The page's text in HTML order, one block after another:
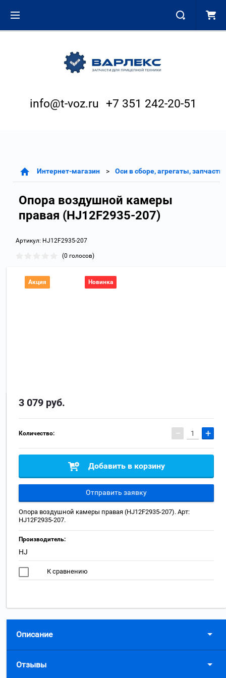
info@t-voz.ru +7 351 242-20-51
Интернет-магазин Оси в сборе, агрегаты,
Опора воздушной камеры
правая (HJ12F2935-207)
Артикул: HJ12F2935-207
(0 голосов)
Акция Новинка
3 079 руб.
Количество: − +
Добавить в корзину
Отправить заявку
Опора воздушной камеры правая (HJ12F2935-207). Арт:
HJ12F2935-207.
Производитель:
HJ
К сравнению
Описание
Отзывы